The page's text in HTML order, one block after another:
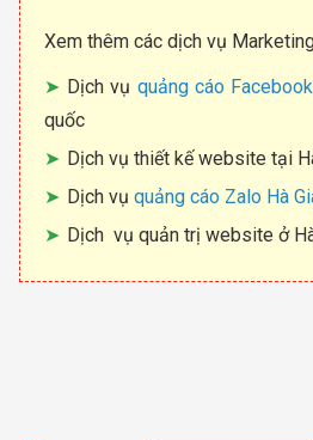
Xem thêm các dịch vụ
Dịch vụ quảng cáo
quốc
Dịch vụ thiết kế website tại
Dịch vụ quảng cáo Zalo Hà
Dịch vụ quản trị website ở